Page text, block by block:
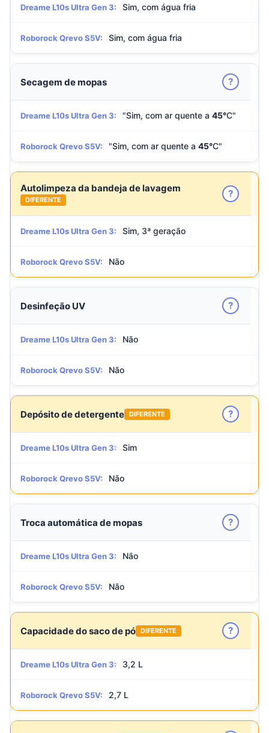
Dreame L10s Ultra Gen 3: Sim, com água fria
Roborock Qrevo S5V: Sim, com água fria
Secagem de mopas ?
Dreame L10s Ultra Gen 3: "Sim, com ar quente a 45°C"
Roborock Qrevo S5V: "Sim, com ar quente a 45°C"
Autolimpeza da bandeja de lavagem
DIFERENTE
?
Dreame L10s Ultra Gen 3: Sim, 3ª geração
Roborock Qrevo S5V: Não
Desinfeção UV ?
Dreame L10s Ultra Gen 3: Não
Roborock Qrevo S5V: Não
Depósito de detergente DIFERENTE ?
Dreame L10s Ultra Gen 3: Sim
Roborock Qrevo S5V: Não
Troca automática de mopas ?
Dreame L10s Ultra Gen 3: Não
Roborock Qrevo S5V: Não
Capacidade do saco de pó DIFERENTE ?
Dreame L10s Ultra Gen 3: 3,2 L
Roborock Qrevo S5V: 2,7 L